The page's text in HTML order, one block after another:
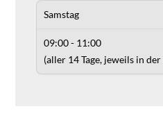
Samstag
09:00 - 11:00
(aller 14 Tage, jeweils in